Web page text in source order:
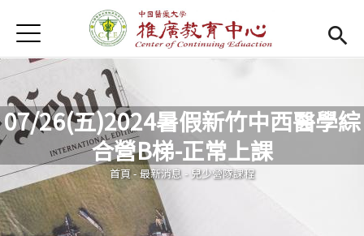
首頁
首頁
Open submenu (關於我們)
關於我們
最新消息
課程報名系統(link is external)
檔案下載
Jump to Navigation
Jump to Main content
07/26(五)2024暑假新竹中西醫學綜
合營B梯-正常上課
您在這裡
首頁- 最新消息 - 兒少營隊課程